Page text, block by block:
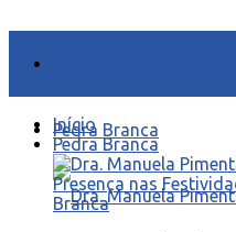
Pedra Branca
Início
Pedra Branca